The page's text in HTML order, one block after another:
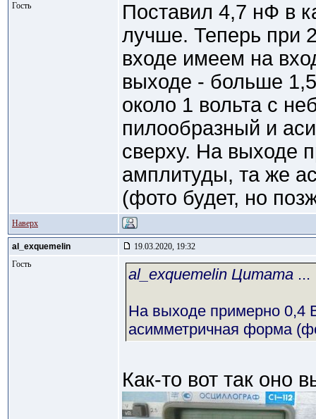
Гость
Поставил 4,7 нФ в
лучше. Теперь при
входе имеем на
выходе - больше
около 1 вольта с
пилообразный и
сверху. На выходе
амплитуды, та же
(фото будет, но
Наверх
al_exquemelin
19.03.2020, 19:32
Гость
al_exquemelin Цитата ...
На выходе примерно 0,4
асимметричная форма
Как-то вот так оно